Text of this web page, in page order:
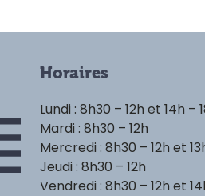
Horaires
Lundi : 8h30 – 12h et 14h –
Mardi : 8h30 – 12h
Mercredi : 8h30 – 12h et
Jeudi : 8h30 – 12h
Vendredi : 8h30 – 12h et